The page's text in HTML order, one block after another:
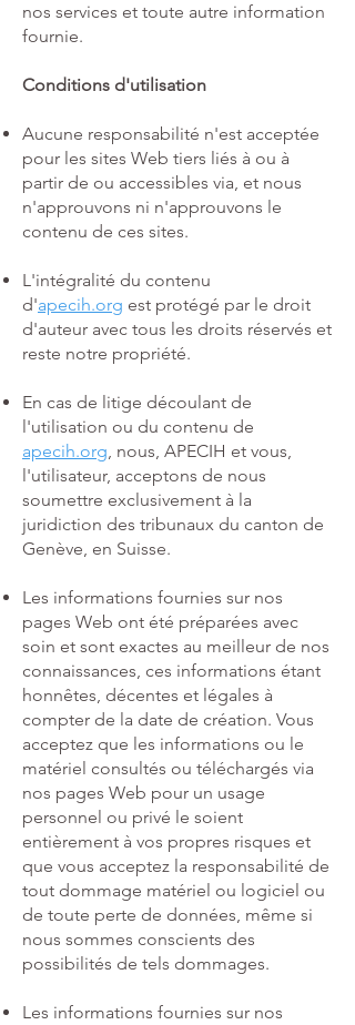
nos services et toute autre information
fournie.
Conditions d'utilisation
Aucune responsabilité n'est acceptée
pour les sites Web tiers liés à ou à
partir de ou accessibles via, et nous
n'approuvons ni n'approuvons le
contenu de ces sites.
L'intégralité du contenu
d'apecih.org est protégé par le droit
d'auteur avec tous les droits réservés et
reste notre propriété.
En cas de litige découlant de
l'utilisation ou du contenu de
apecih.org, nous, APECIH et vous,
l'utilisateur, acceptons de nous
soumettre exclusivement à la
juridiction des tribunaux du canton de
Genève, en Suisse.
Les informations fournies sur nos
pages Web ont été préparées avec
soin et sont exactes au meilleur de nos
connaissances, ces informations étant
honnêtes, décentes et légales à
compter de la date de création. Vous
acceptez que les informations ou le
matériel consultés ou téléchargés via
nos pages Web pour un usage
personnel ou privé le soient
entièrement à vos propres risques et
que vous acceptez la responsabilité de
tout dommage matériel ou logiciel ou
de toute perte de données, même si
nous sommes conscients des
possibilités de tels dommages.
Les informations fournies sur nos